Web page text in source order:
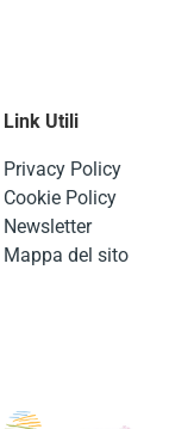
Link Utili
Privacy Policy
Cookie Policy
Newsletter
Mappa del sito